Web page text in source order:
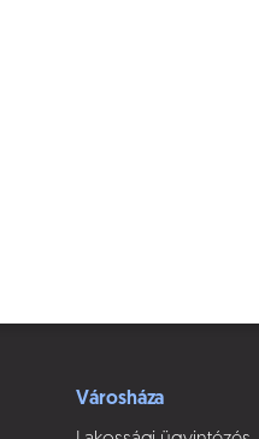
Városháza